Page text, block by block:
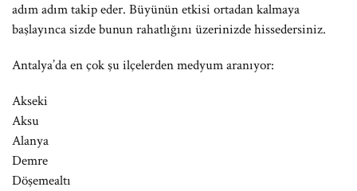
adım adım takip eder. Büyünün etkisi ortadan kalmaya
başlayınca sizde bunun rahatlığını üzerinizde hissedersiniz.
Antalya’da en çok şu ilçelerden medyum aranıyor:
Akseki
Aksu
Alanya
Demre
Döşemealtı